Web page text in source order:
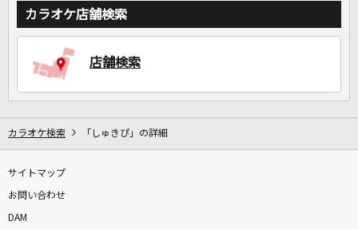
カラオケ店舗検索
店舗検索
カラオケ検索 「しゅきぴ」の詳細
サイトマップ
お問い合わせ
DAM